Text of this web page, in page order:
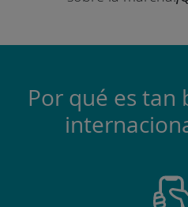
Por qué es tan